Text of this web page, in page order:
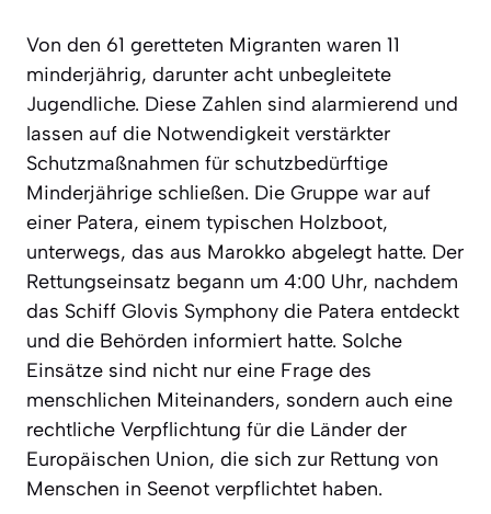
Von den 61 geretteten Migranten waren 11
minderjährig, darunter acht unbegleitete
Jugendliche. Diese Zahlen sind alarmierend und
lassen auf die Notwendigkeit verstärkter
Schutzmaßnahmen für schutzbedürftige
Minderjährige schließen. Die Gruppe war auf
einer Patera, einem typischen Holzboot,
unterwegs, das aus Marokko abgelegt hatte. Der
Rettungseinsatz begann um 4:00 Uhr, nachdem
das Schiff Glovis Symphony die Patera entdeckt
und die Behörden informiert hatte. Solche
Einsätze sind nicht nur eine Frage des
menschlichen Miteinanders, sondern auch eine
rechtliche Verpflichtung für die Länder der
Europäischen Union, die sich zur Rettung von
Menschen in Seenot verpflichtet haben.